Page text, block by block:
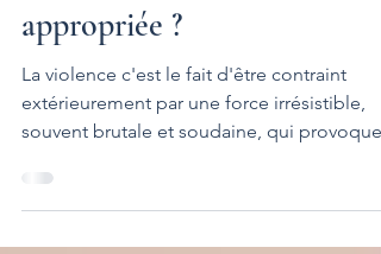
toujours une stratégie
appropriée ?
La violence c'est le fait d'être contraint
extérieurement par une force irrésistible,
souvent brutale et soudaine, qui provoque